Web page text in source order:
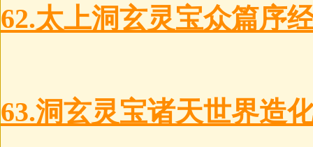
62.太上洞玄灵宝众篇序
63.洞玄灵宝诸天世界造